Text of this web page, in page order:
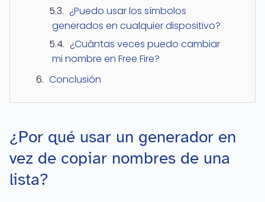
¿Puedo usar los símbolos
generados en cualquier dispositivo?
¿Cuántas veces puedo cambiar
mi nombre en Free Fire?
Conclusión
¿Por qué usar un generador en
vez de copiar nombres de una
lista?